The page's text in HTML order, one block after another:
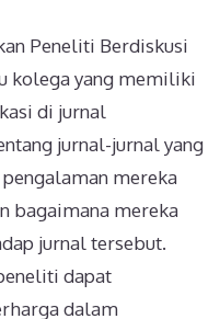
Peneliti Berdiskusi
kolega yang memiliki
di jurnal
jurnal-jurnal yang
mereka
bagaimana mereka
jurnal tersebut.
dapat
dalam